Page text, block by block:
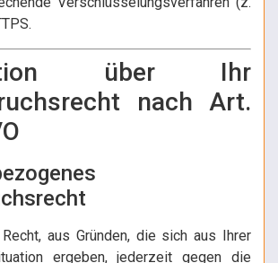
über Ihr
nach Art.
aus Gründen, die sich aus Ihrer
ergeben, jederzeit gegen die